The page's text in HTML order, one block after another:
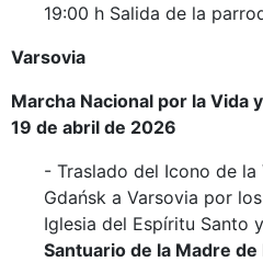
19:00 h Salida de la
Varsovia
Marcha Nacional por la Vida
19 de abril de 2026
- Traslado del Icono de
Gdańsk a Varsovia por
Iglesia del Espíritu Santo
Santuario de la Madre de